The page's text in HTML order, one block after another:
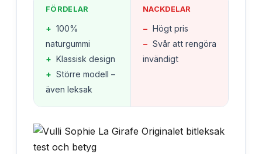
FÖRDELAR
+ 100%
naturgummi
+ Klassisk design
+ Större modell –
även leksak
NACKDELAR
− Högt pris
− Svår att rengöra
invändigt